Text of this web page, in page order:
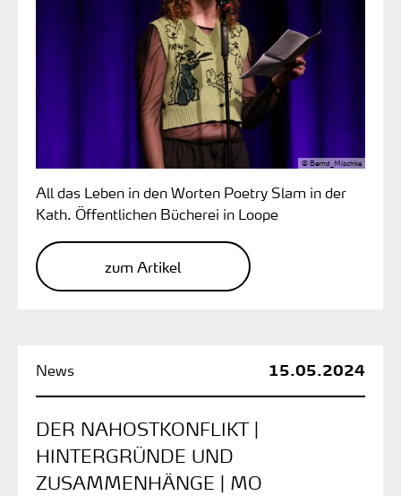
© Bernd_Mischke
All das Leben in den Worten Poetry Slam in der
Kath. Öffentlichen Bücherei in Loope
zum Artikel
DER NAHOSTKONFLIKT |
HINTERGRÜNDE UND
ZUSAMMENHÄNGE | MO
15.05.2024